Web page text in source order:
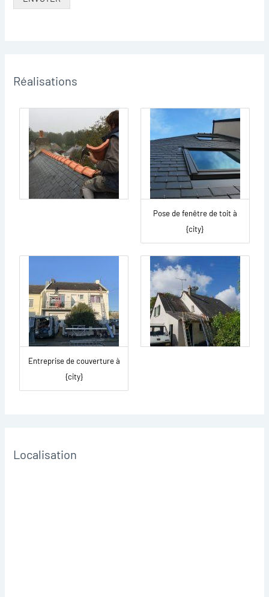
Réalisations
Pose de fenêtre de toit à
{city}
Entreprise de couverture à
{city}
Localisation